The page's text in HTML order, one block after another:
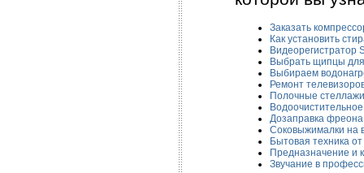
Заказать
Как установить
Видеорегистратор
Выбрать щипцы для
Выбираем
Ремонт
Полочные стеллажи
Дозаправка фреона
Соковыжималки на
Бытовая техника
Предназначение и
Звучание в